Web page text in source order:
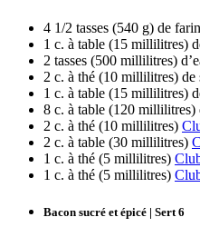
4 1/2 tasses (540 g) de
1 c. à table (15 millilitres)
2 tasses (500 millilitres)
2 c. à thé (10 millilitres) de
1 c. à table (15 millilitres)
8 c. à table (120 millilitres)
2 c. à thé (10 millilitres)
2 c. à table (30 millilitres)
1 c. à thé (5 millilitres)
1 c. à thé (5 millilitres)
Bacon sucré et épicé | Sert 6